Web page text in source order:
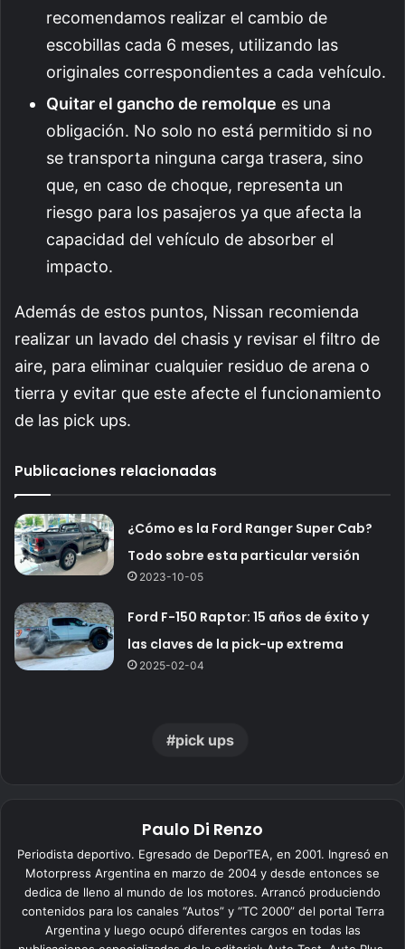
recomendamos realizar el cambio de
escobillas cada 6 meses, utilizando las
originales correspondientes a cada vehículo.
Quitar el gancho de remolque es una
obligación. No solo no está permitido si no
se transporta ninguna carga trasera, sino
que, en caso de choque, representa un
riesgo para los pasajeros ya que afecta la
capacidad del vehículo de absorber el
impacto.
Además de estos puntos, Nissan recomienda
realizar un lavado del chasis y revisar el filtro de
aire, para eliminar cualquier residuo de arena o
tierra y evitar que este afecte el funcionamiento
de las pick ups.
Publicaciones relacionadas
¿Cómo es la Ford Ranger Super Cab?
Todo sobre esta particular versión
2023-10-05
Ford F-150 Raptor: 15 años de éxito y
las claves de la pick-up extrema
2025-02-04
pick ups
Paulo Di Renzo
Periodista deportivo. Egresado de DeporTEA, en 2001. Ingresó en
Motorpress Argentina en marzo de 2004 y desde entonces se
dedica de lleno al mundo de los motores. Arrancó produciendo
contenidos para los canales “Autos” y “TC 2000” del portal Terra
Argentina y luego ocupó diferentes cargos en todas las